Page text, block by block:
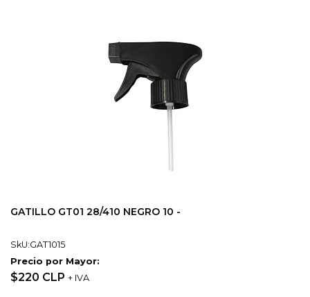
GATILLO GT01 28/410 NEGRO 10 -
SkU:GAT1015
Precio por Mayor:
$220 CLP + IVA